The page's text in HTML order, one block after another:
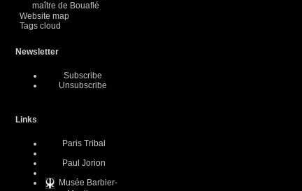
maître de Bouaflé
Website map
Tags cloud
Newsletter
Subscribe
Unsubscribe
Links
Paris Tribal
Paul Jorion
Musée Barbier-